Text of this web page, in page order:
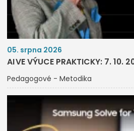
05. srpna 2026
AI VE VÝUCE PRAKTICKY: 7.
Pedagogové - Metodika